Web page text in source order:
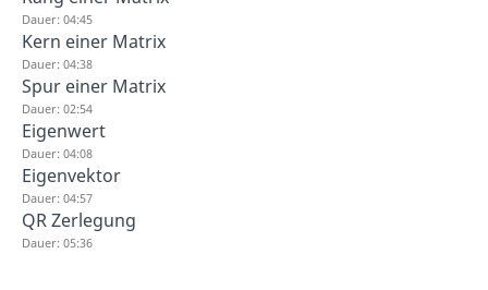
Dauer: 04:45
Kern einer Matrix
Dauer: 04:38
Spur einer Matrix
Dauer: 02:54
Eigenwert
Dauer: 04:08
Eigenvektor
Dauer: 04:57
QR Zerlegung
Dauer: 05:36